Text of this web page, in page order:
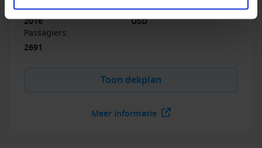
Gerenoveerd in:
2016
Munteenheid:
USD
Passagiers:
2691
Toon dekplan
Meer informatie